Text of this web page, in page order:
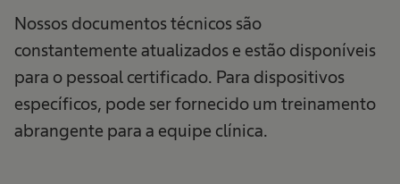
Nossos documentos técnicos são
constantemente atualizados e estão disponíveis
para o pessoal certificado. Para dispositivos
específicos, pode ser fornecido um treinamento
abrangente para a equipe clínica.